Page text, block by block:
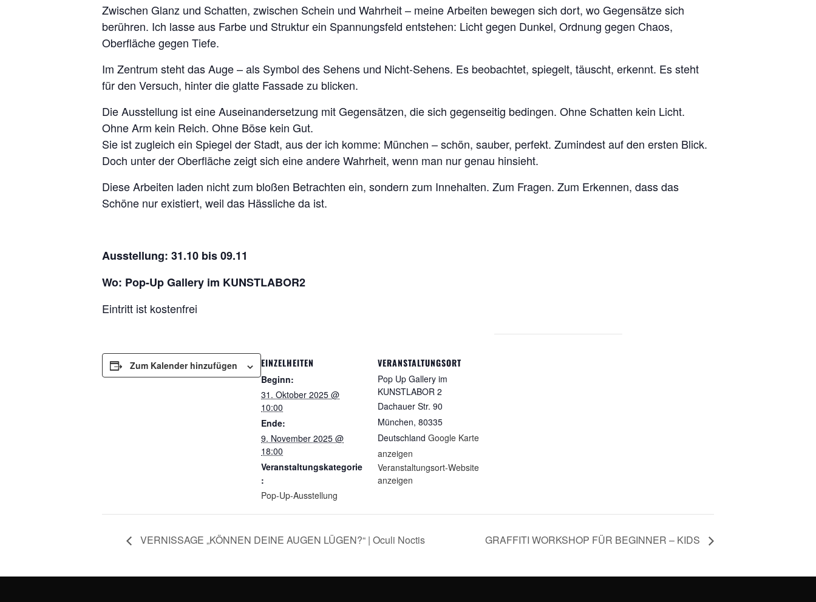
Zwischen Glanz und Schatten, zwischen Schein und Wahrheit – meine Arbeiten bewegen sich dort, wo Gegensätze sich
berühren. Ich lasse aus Farbe und Struktur ein Spannungsfeld entstehen: Licht gegen Dunkel, Ordnung gegen Chaos,
Oberfläche gegen Tiefe.
Im Zentrum steht das Auge – als Symbol des Sehens und Nicht-Sehens. Es beobachtet, spiegelt, täuscht, erkennt. Es steht
für den Versuch, hinter die glatte Fassade zu blicken.
Die Ausstellung ist eine Auseinandersetzung mit Gegensätzen, die sich gegenseitig bedingen. Ohne Schatten kein Licht.
Ohne Arm kein Reich. Ohne Böse kein Gut.
Sie ist zugleich ein Spiegel der Stadt, aus der ich komme: München – schön, sauber, perfekt. Zumindest auf den ersten Blick.
Doch unter der Oberfläche zeigt sich eine andere Wahrheit, wenn man nur genau hinsieht.
Diese Arbeiten laden nicht zum bloßen Betrachten ein, sondern zum Innehalten. Zum Fragen. Zum Erkennen, dass das
Schöne nur existiert, weil das Hässliche da ist.
Ausstellung: 31.10 bis 09.11
Wo: Pop-Up Gallery im KUNSTLABOR2
Eintritt ist kostenfrei
Zum Kalender hinzufügen EINZELHEITEN
Beginn:
31. Oktober 2025 @
10:00
Ende:
9. November 2025 @
18:00
Veranstaltungskategorie
:
Pop-Up-Ausstellung
VERANSTALTUNGSORT
Pop Up Gallery im
KUNSTLABOR 2
Dachauer Str. 90
München, 80335
Deutschland Google Karte
anzeigen
Veranstaltungsort-Website
anzeigen
VERNISSAGE „KÖNNEN DEINE AUGEN LÜGEN?“ | Oculi Noctis GRAFFITI WORKSHOP FÜR BEGINNER – KIDS